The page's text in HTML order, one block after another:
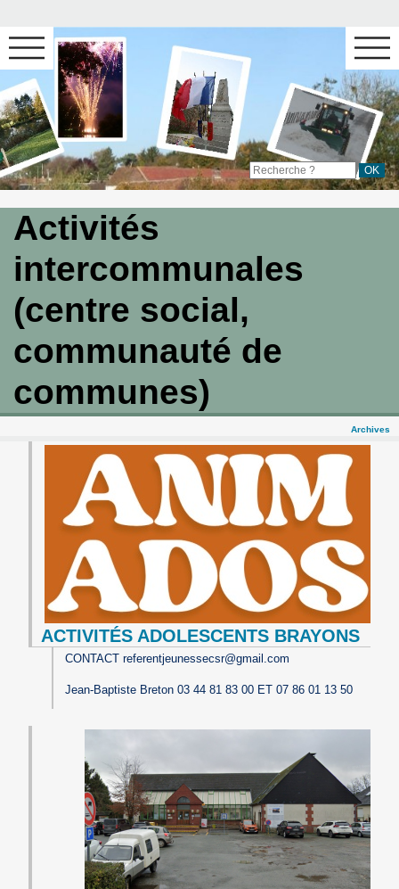
Activités
intercommunales
(centre social,
communauté de
communes)
Archives
ACTIVITÉS ADOLESCENTS BRAYONS
CONTACT referentjeunessecsr@gmail.com
Jean-Baptiste Breton 03 44 81 83 00 ET 07 86 01 13 50